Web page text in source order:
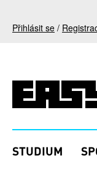
Přihlásit se /
STUDIUM